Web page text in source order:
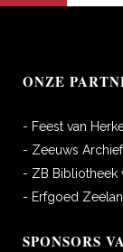
ONZE
- Feest van
- Zeeuws Archief
- ZB Bibliotheek
- Erfgoed
SPONSORS